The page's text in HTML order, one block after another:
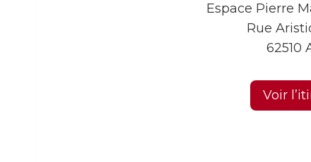
Espace Pierre
Rue
62510
Voir